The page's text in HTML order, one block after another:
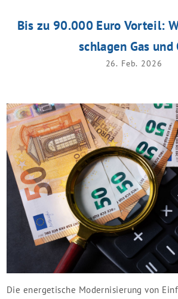
Bis zu 90.000 Euro Vorteil:
schlagen Gas und
26. Feb. 2026
Die energetische Modernisierung von